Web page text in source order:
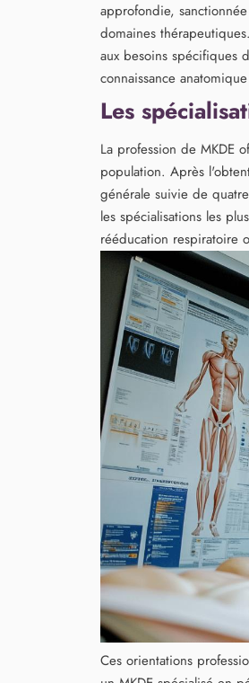
approfondie,
domaines
aux besoins spécifiques
connaissance
Les
La profession de MKDE
population. Après
générale suivie de
les spécialisations les
rééducation respiratoire
Ces orientations